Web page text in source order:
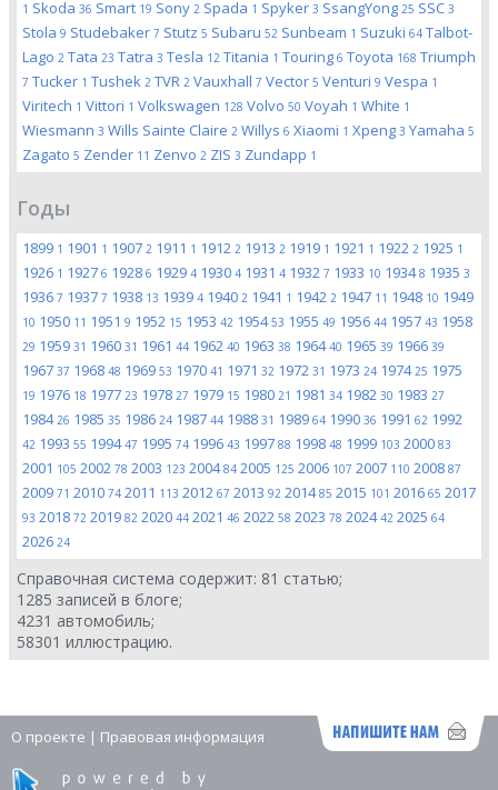
1 Skoda 36 Smart 19 Sony 2 Spada 1 Spyker 3 SsangYong 25 SSC 3
Stola 9 Studebaker 7 Stutz 5 Subaru 52 Sunbeam 1 Suzuki 64 Talbot-
Lago 2 Tata 23 Tatra 3 Tesla 12 Titania 1 Touring 6 Toyota 168 Triumph
7 Tucker 1 Tushek 2 TVR 2 Vauxhall 7 Vector 5 Venturi 9 Vespa 1
Viritech 1 Vittori 1 Volkswagen 128 Volvo 50 Voyah 1 White 1
Wiesmann 3 Wills Sainte Claire 2 Willys 6 Xiaomi 1 Xpeng 3 Yamaha 5
Zagato 5 Zender 11 Zenvo 2 ZIS 3 Zundapp 1
Годы
1899 1 1901 1 1907 2 1911 1 1912 2 1913 2 1919 1 1921 1 1922 2 1925 1
1926 1 1927 6 1928 6 1929 4 1930 4 1931 4 1932 7 1933 10 19348 1935 3
1936 7 1937 7 1938 13 1939 4 1940 2 1941 1 1942 2 1947 11 1948 10 1949
10 1950 11 1951 9 1952 15 1953 42 195453 1955 49 1956 44 1957 43 1958
29 1959 31 1960 31 1961 44 1962 40 1963 38 196440 1965 39 1966 39
1967 37 1968 48 1969 53 1970 41 1971 32 1972 31 1973 24 197425 1975
19 1976 18 1977 23 1978 27 1979 15 1980 21 1981 34 1982 30 1983 27
198426 1985 35 1986 24 1987 44 1988 31 1989 64 1990 36 1991 62 1992
42 1993 55 199447 1995 74 1996 43 1997 88 1998 48 1999 103 2000 83
2001 105 2002 78 2003 123 200484 2005 125 2006 107 2007 110 2008 87
2009 71 2010 74 2011 113 2012 67 2013 92 201485 2015 101 2016 65 2017
93 2018 72 2019 82 2020 44 2021 46 2022 58 2023 78 202442 2025 64
2026 24
Справочная система содержит: 81 статью;
1285 записей в блоге;
4231 автомобиль;
58301 иллюстрацию.
О проекте | Правовая информация